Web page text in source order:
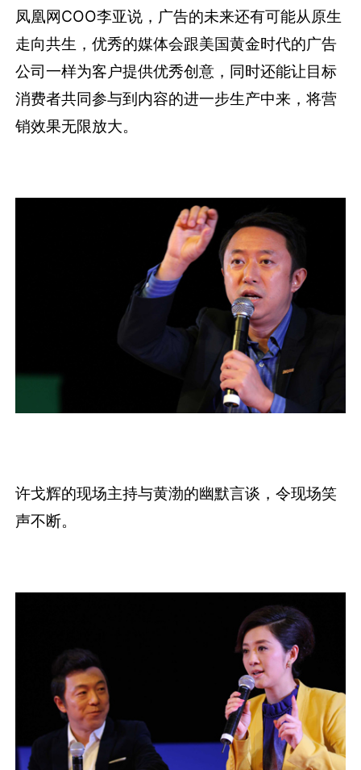
凤凰网COO李亚说，广告的未来还有可能从原生
走向共生，优秀的媒体会跟美国黄金时代的广告
公司一样为客户提供优秀创意，同时还能让目标
消费者共同参与到内容的进一步生产中来，将营
销效果无限放大。
许戈辉的现场主持与黄渤的幽默言谈，令现场笑
声不断。